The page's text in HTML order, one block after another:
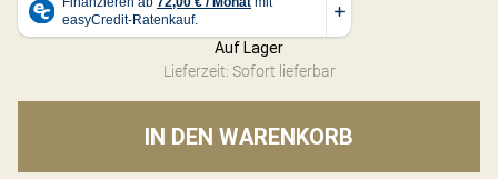
Auf Lager
Lieferzeit: Sofort lieferbar
IN DEN WARENKORB